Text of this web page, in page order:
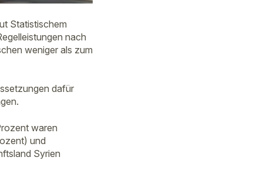
Statistischem
nach
weniger als zum
dafür
waren
und
Syrien